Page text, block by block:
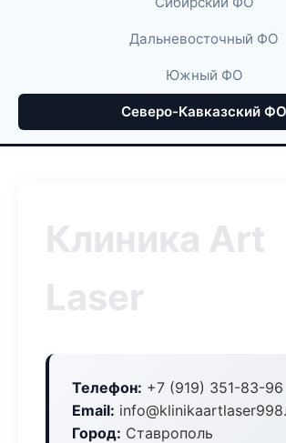
Дальневосточный ФО
Южный ФО
Северо-Кавказский ФО
Клиника Art
Laser
Телефон: +7 (919) 351-83-96
Email:
Город: Ставрополь